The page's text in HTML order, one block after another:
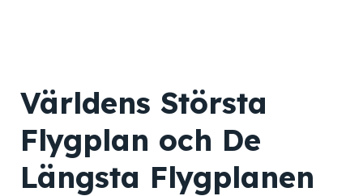
Världens Största
Flygplan och De
Längsta Flygplanen